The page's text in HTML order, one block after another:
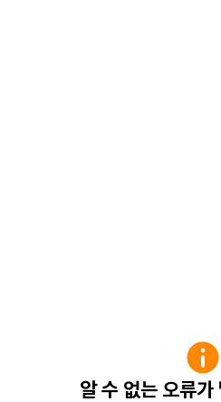
알 수 없는 오류가